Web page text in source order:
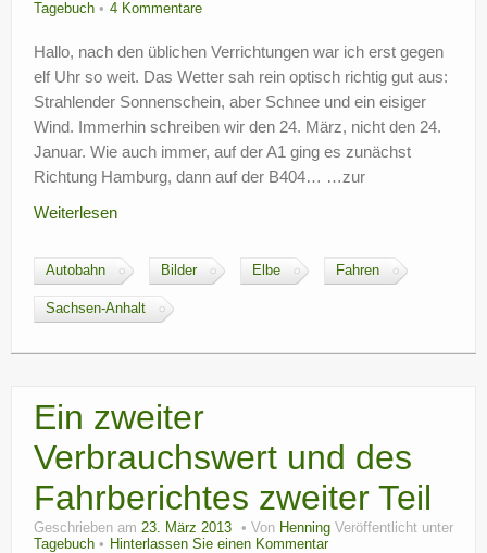
Tagebuch
4 Kommentare
Hallo, nach den üblichen Verrichtungen war ich erst gegen
elf Uhr so weit. Das Wetter sah rein optisch richtig gut aus:
Strahlender Sonnenschein, aber Schnee und ein eisiger
Wind. Immerhin schreiben wir den 24. März, nicht den 24.
Januar. Wie auch immer, auf der A1 ging es zunächst
Richtung Hamburg, dann auf der B404… …zur
Weiterlesen
Autobahn Bilder Elbe Fahren
Sachsen-Anhalt
Ein zweiter
Verbrauchswert und des
Fahrberichtes zweiter Teil
Geschrieben am 23. März 2013 Von Henning Veröffentlicht unter
Tagebuch
Hinterlassen Sie einen Kommentar